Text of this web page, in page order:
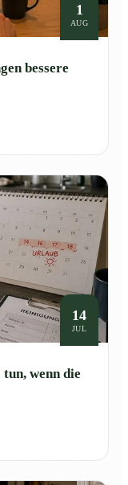
1
AUG
bessere
14
JUL
wenn die